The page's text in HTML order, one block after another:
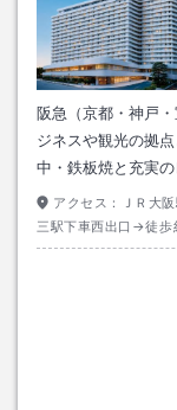
阪急（京都・神戸
ジネスや観光の拠
中・鉄板焼と充実
アクセス：
ＪＲ大
三駅下車西出口→徒歩